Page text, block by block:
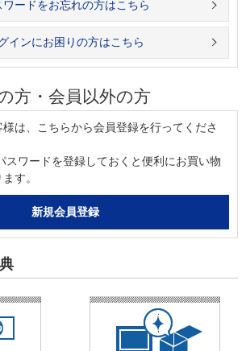
ワードをお忘れの方はこちら
インにお困りの方はこちら
方・会員以外の方
は、こちらから会員登録を行ってくださ
スワードを登録しておくと便利にお買い物
す。